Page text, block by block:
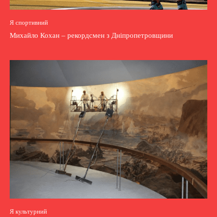
Я спортивний
Михайло Кохан – рекордсмен з Дніпропетровщини
Я культурний